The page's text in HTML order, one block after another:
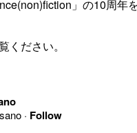
」の10周年
ください。
· Follow